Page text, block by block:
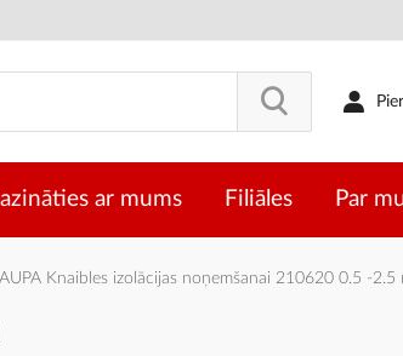
ar mums Filiāles Par
Knaibles izolācijas noņemšanai 210620 0.5 -2.5